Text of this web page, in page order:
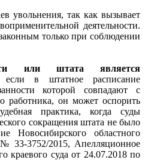
увольнения, так как вызывает
деятельности.
только при соблюдении
или штата является
в штатное расписание
которой совпадают с
работника, он может оспорить
практика, когда суды
сокращения штата не было
Новосибирского областного
33-3752/2015, Апелляционное
краевого суда от 24.07.2018 по